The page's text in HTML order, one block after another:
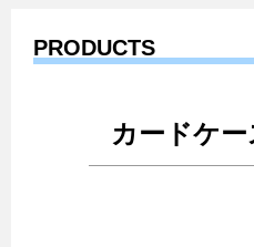
PRODUCTS
カードケー